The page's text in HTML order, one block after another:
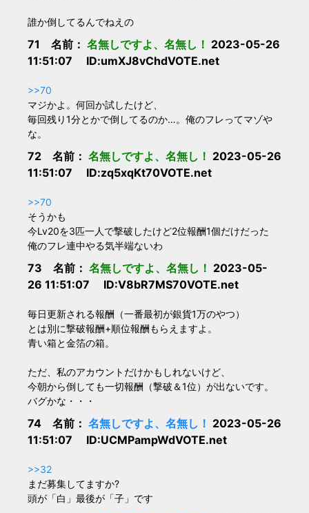
誰か倒してるんでねえの
71 名前： 名無しですよ、名無し！ 2023-05-26
11:51:07 ID:umXJ8vChdVOTE.net
>>70
マジかよ。何回か試したけど、
毎回残り1分とかで倒してるのか…。俺のフレってマゾや
な。
72 名前： 名無しですよ、名無し！ 2023-05-26
11:51:07 ID:zq5xqKt70VOTE.net
>>70
そうかも
今Lv20を3匹一人で撃破したけど2位報酬1個だけだった
俺のフレ連中やる気半端ないわ
73 名前： 名無しですよ、名無し！ 2023-05-
26 11:51:07 ID:V8bR7MS70VOTE.net
毎日更新される報酬（一番最初が銀貨1万のやつ）
とは別に撃破報酬+順位報酬もらえますよ。
青い箱と金箔の箱。
ただ、私のアカウントだけかもしれないけど、
今朝から倒しても一切報酬（撃破＆1位）が出ないです。
バグかな・・・
74 名前： 名無しですよ、名無し！ 2023-05-26
11:51:07 ID:UCMPampWdVOTE.net
>>32
まだ募集してますか?
頭が「白」最後が「子」です